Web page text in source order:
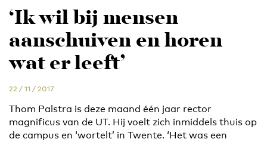
‘Ik wil bij mensen
aanschuiven en horen
wat er leeft’
22 / 11 / 2017
Thom Palstra is deze maand één jaar rector
magnificus van de UT. Hij voelt zich inmiddels thuis op
de campus en ‘wortelt’ in Twente. ‘Het was een